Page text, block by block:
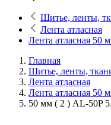
Шитье, ленты,
Лента атласная
Лента атласная 50
Главная
Шитье, ленты,
Лента атласная
Лента атласная 50
50 мм ( 2 ) AL-50P